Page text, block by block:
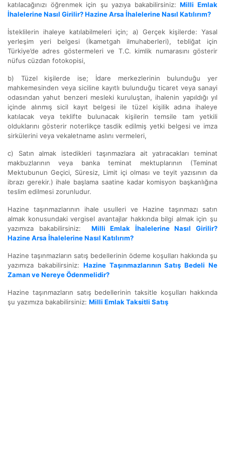
katılacağınızı öğrenmek için şu yazıya bakabilirsiniz:Milli Emlak
İhalelerine Nasıl Girilir? Hazine Arsa İhalelerine Nasıl Katılırım?
İsteklilerin ihaleye katılabilmeleri için; a) Gerçek kişilerde: Yasal
yerleşim yeri belgesi (İkametgah ilmuhaberleri), tebliğat için
Türkiye’de adres göstermeleri ve T.C. kimlik numarasını gösterir
nüfus cüzdan fotokopisi,
b) Tüzel kişilerde ise; İdare merkezlerinin bulunduğu yer
mahkemesinden veya siciline kayıtlı bulunduğu ticaret veya sanayi
odasından yahut benzeri mesleki kuruluştan, ihalenin yapıldığı yıl
içinde alınmış sicil kayıt belgesi ile tüzel kişilik adına ihaleye
katılacak veya teklifte bulunacak kişilerin temsile tam yetkili
olduklarını gösterir noterlikçe tasdik edilmiş yetki belgesi ve imza
sirkülerini veya vekaletname aslını vermeleri,
c) Satın almak istedikleri taşınmazlara ait yatıracakları teminat
makbuzlarının veya banka teminat mektuplarının (Teminat
Mektubunun Geçici, Süresiz, Limit içi olması ve teyit yazısının da
ibrazı gerekir.) ihale başlama saatine kadar komisyon başkanlığına
teslim edilmesi zorunludur.
Hazine taşınmazlarının ihale usulleri ve Hazine taşınmazı satın
almak konusundaki vergisel avantajlar hakkında bilgi almak için şu
yazımıza bakabilirsiniz: Milli Emlak İhalelerine Nasıl Girilir?
Hazine Arsa İhalelerine Nasıl Katılırım?
Hazine taşınmazların satış bedellerinin ödeme koşulları hakkında şu
yazımıza bakabilirsiniz: Hazine Taşınmazlarının Satış Bedeli Ne
Zaman ve Nereye Ödenmelidir?
Hazine taşınmazların satış bedellerinin taksitle koşulları hakkında
şu yazımıza bakabilirsiniz: Milli Emlak Taksitli Satış